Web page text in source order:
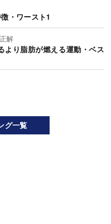
・ワースト1
解
より脂肪が燃える運動・ベス
グ一覧